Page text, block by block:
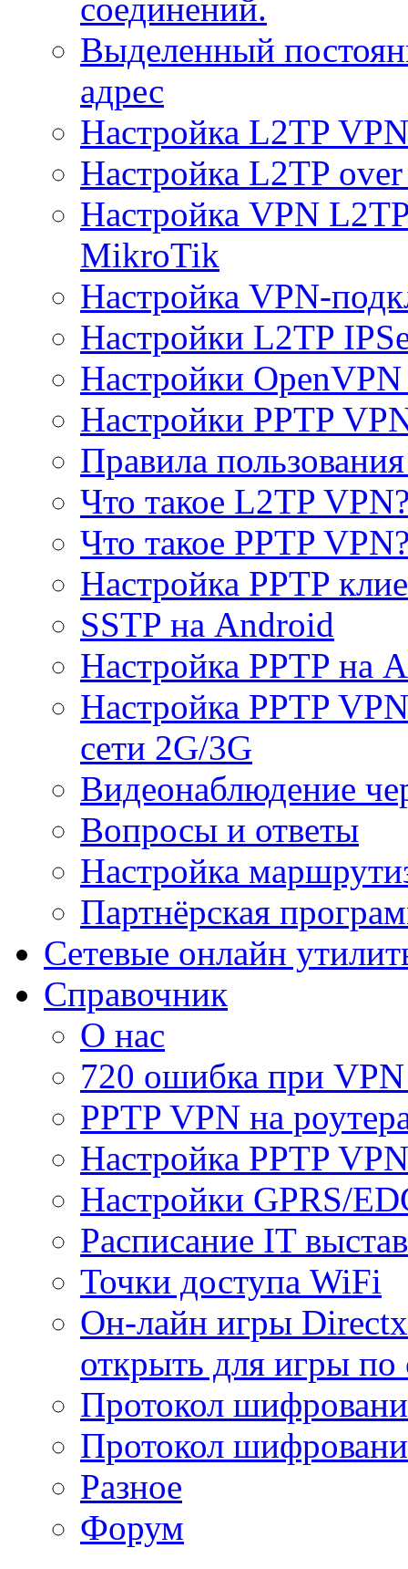
соединений.
Выделенный
адрес
Настройка L2TP
Настройка L2TP
Настройка VPN
MikroTik
Настройка VPN-
Настройки L2TP
Настройки
Настройки PPTP
Правила
Что такое L2TP
Что такое PPTP
Настройка PPTP
SSTP на Android
Настройка PPTP на
Настройка PPTP
сети 2G/3G
Видеонаблюдение
Вопросы и ответы
Настройка
Партнёрская
Сетевые онлайн
Справочник
О нас
720 ошибка при
PPTP VPN на
Настройка PPTP
Настройки GPRS/
Расписание IT
Точки доступа WiFi
Он-лайн игры
открыть для игры по
Протокол
Протокол
Разное
Форум